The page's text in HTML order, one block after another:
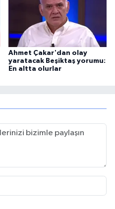
Ahmet Çakar'dan olay
yaratacak Beşiktaş yorumu:
En altta olurlar